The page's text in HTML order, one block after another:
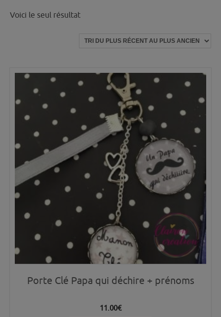
Voici le seul résultat
Porte Clé Papa qui déchire + prénoms
11.00€